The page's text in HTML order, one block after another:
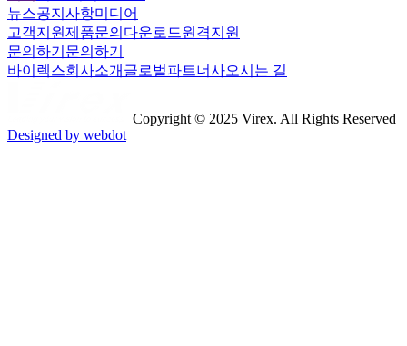
뉴스공지사항미디어
고객지원제품문의 다운로드원격지원
문의하기 문의하기
바이렉스회사소개 글로벌파트너사오시는 길
Copyright © 2025 Virex. All Rights Reserved
Designed by webdot